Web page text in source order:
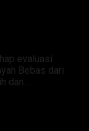
evaluasi
Bebas dari
dan ...